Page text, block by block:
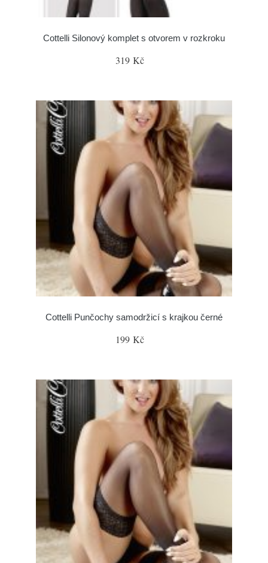
Cottelli Silonový komplet s otvorem v rozkroku
319 Kč
Cottelli Punčochy samodržicí s krajkou černé
199 Kč